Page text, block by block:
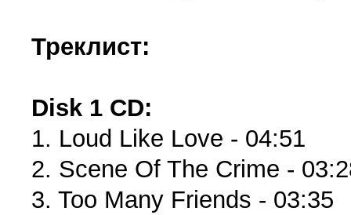
Треклист:
Disk 1 CD:
1. Loud Like Love - 04:51
2. Scene Of The Crime -
3. Too Many Friends - 03:35